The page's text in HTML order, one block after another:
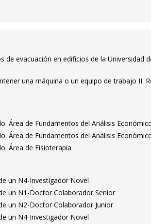
de evacuación en edificios de la Universidad
una máquina o un equipo de trabajo II.
Área de Fundamentos del Análisis
Área de Fundamentos del Análisis
Área de Fisioterapia
un N4-Investigador Novel
un N1-Doctor Colaborador Senior
un N2-Doctor Colaborador Junior
un N4-Investigador Novel